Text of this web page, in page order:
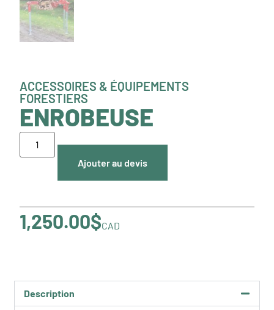
ACCESSOIRES & ÉQUIPEMENTS
FORESTIERS
ENROBEUSE
Ajouter au devis
1,250.00$CAD
Description